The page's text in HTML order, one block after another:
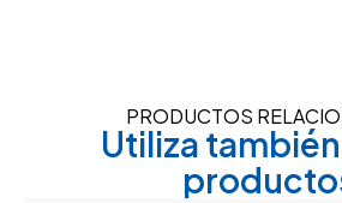
PRODUCTOS
Utiliza